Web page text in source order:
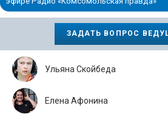
ЗАДАТЬ ВОПРОС
Ульяна Скойбеда
Елена Афонина